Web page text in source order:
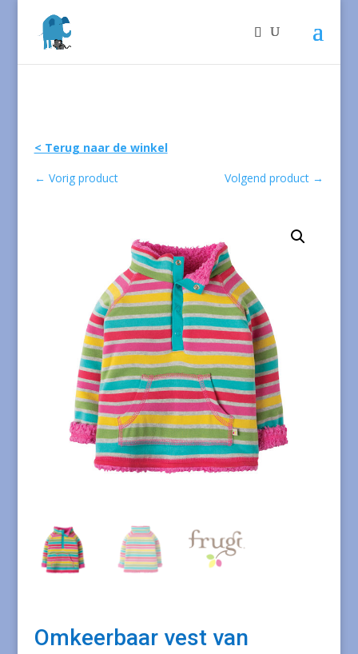
< Terug naar de winkel
← Vorig product Volgend product →
Omkeerbaar vest van